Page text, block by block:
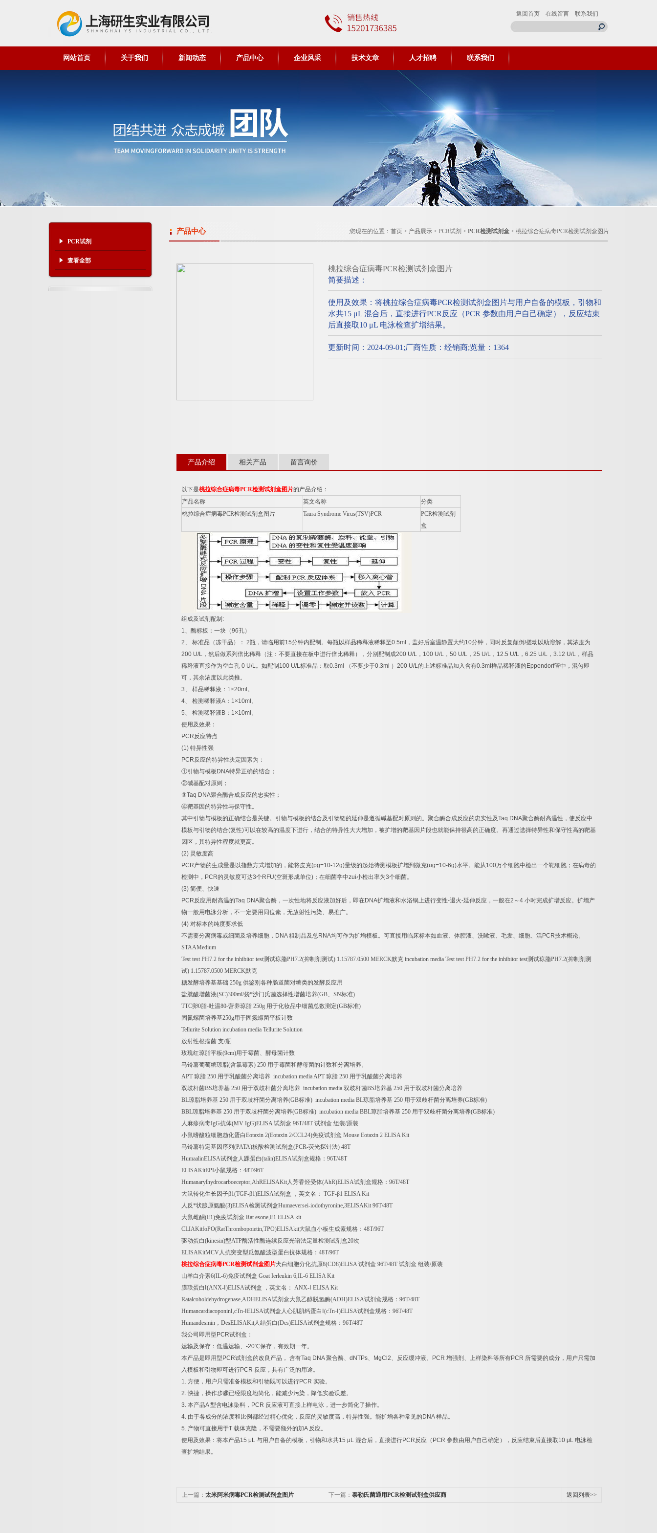
返回首页 在线留言 联系我们
网站首页 关于我们 新闻动态 产品中心 企业风采 技术文章 人才招聘 联系我们
PCR试剂
查看全部
产品中心 您现在的位置： 首页 > 产品展示 > PCR试剂 > PCR检测试剂盒 > 桃拉综合症病毒PCR检测试剂盒图片
桃拉综合症病毒PCR检测试剂盒图片
简要描述：
使用及效果：将桃拉综合症病毒PCR检测试剂盒图片与用户自备的模板，引物和
水共15 μL 混合后，直接进行PCR反应（PCR 参数由用户自己确定），反应结束
后直接取10 μL 电泳检查扩增结果。
更新时间：2024-09-01;厂商性质：经销商;览量：1364
产品介绍 相关产品 留言询价
以下是桃拉综合症病毒PCR检测试剂盒图片的产品介绍：
产品名称
英文名称
分类
桃拉综合症病毒PCR检测试剂盒图片 Taura Syndrome Virus(TSV)PCR PCR检测试剂
盒
组成及试剂配制 :
1、酶标板：一块（96孔）
2、 标准品（冻干品）： 2瓶，请临用前15分钟内配制。每瓶以样品稀释液稀释至0.5ml ，盖好后室温静置大约10分钟，同时反复颠倒/搓动以助溶解，其浓度为
200 U/L ，然后做系列倍比稀释（注：不要直接在板中进行倍比稀释），分别配制成200 U/L ， 100 U/L ， 50 U/L ， 25 U/L ， 12.5 U/L ， 6.25 U/L ， 3.12 U/L ，样品
稀释液直接作为空白孔 0 U/L。如配制 100 U/L标准品：取0.3ml （不要少于0.3ml ） 200 U/L的上述标准品加入含有0.3ml 样品稀释液的 Eppendorf管中，混匀即
可，其余浓度以此类推。
3、 样品稀释液： 1×20ml 。
4、 检测稀释液A ： 1×10ml 。
5、 检测稀释液 B ： 1×10ml 。
使用及效果：
PCR反应特点
(1) 特异性强
PCR反应的特异性决定因素为：
①引物与模板 DNA特异正确的结合；
②碱基配对原则；
③Taq DNA聚合酶合成反应的忠实性；
④靶基因的特异性与保守性。
其中引物与模板的正确结合是关键。引物与模板的结合及引物链的延伸是遵循碱基配对原则的。聚合酶合成反应的忠实性及Taq DNA聚合酶耐高温性，使反应中
模板与引物的结合(复性)可以在较高的温度下进行，结合的特异性大大增加，被扩增的靶基因片段也就能保持很高的正确度。再通过选择特异性和保守性高的靶基
因区，其特异性程度就更高。
(2) 灵敏度高
PCR产物的生成量是以指数方式增加的，能将皮克(pg=10-12g)量级的起始待测模板扩增到微克(ug=10-6g)水平。能从100万个细胞中检出一个靶细胞；在病毒的
检测中， PCR的灵敏度可达3个 RFU(空斑形成单位) ；在细菌学中zui小检出率为3个细菌。
(3) 简便、快速
PCR反应用耐高温的Taq DNA聚合酶，一次性地将反应液加好后，即在DNA扩增液和水浴锅上进行变性-退火-延伸反应，一般在2 ～4 小时完成扩增反应。扩增产
物一般用电泳分析，不一定要用同位素，无放射性污染、易推广。
(4) 对标本的纯度要求低
不需要分离病毒或细菌及培养细胞， DNA粗制品及总 RNA均可作为扩增模板。可直接用临床标本如血液、体腔液、洗嗽液、毛发、细胞、活PCR技术概论。
STAAMedium
Test test PH7.2 for the inhibitor test测试琼脂PH7.2(抑制剂测试) 1.15787.0500 MERCK默克 incubation media Test test PH7.2 for the inhibitor test测试琼脂PH7.2(抑制剂测
试) 1.15787.0500 MERCK默克
糖发酵培养基基础 250g 供鉴别各种肠道菌对糖类的发酵反应用
盐胱酸增菌液(SC)300ml/袋*沙门氏菌选择性增菌培养(GB、 SN标准)
TTC卵0脂-吐温80-营养琼脂 250g 用于化妆品中细菌总数测定(GB标准)
固氮螺菌培养基250g用于固氮螺菌平板计数
Tellurite Solution incubation media Tellurite Solution
放射性根瘤菌 支/瓶
玫瑰红琼脂平板(9cm)用于霉菌、酵母菌计数
马铃薯葡萄糖琼脂(含氯霉素) 250 用于霉菌和酵母菌的计数和分离培养。
APT 琼脂 250 用于乳酸菌分离培养 incubation media APT 琼脂 250 用于乳酸菌分离培养
双歧杆菌BS培养基 250 用于双歧杆菌分离培养 incubation media 双歧杆菌BS培养基 250 用于双歧杆菌分离培养
BL琼脂培养基 250 用于双歧杆菌分离培养(GB标准) incubation media BL琼脂培养基 250 用于双歧杆菌分离培养(GB标准)
BBL琼脂培养基 250 用于双歧杆菌分离培养(GB标准) incubation media BBL琼脂培养基 250 用于双歧杆菌分离培养(GB标准)
人麻疹病毒IgG抗体(MV IgG)ELISA试剂盒 96T/48T 试剂盒 组装/原装
小鼠嗜酸粒细胞趋化蛋白Eotaxin 2(Eotaxin 2/CCL24)免疫试剂盒 Mouse Eotaxin 2 ELISA Kit
马铃薯特定基因序列 (PATA)核酸检测试剂盒(PCR-荧光探针法) 48T
HumaalinELISA试剂盒人踝蛋白(talin)ELISA试剂盒规格： 96T/48T
ELISAKitEPI小鼠规格： 48T/96T
Humanarylhydrocarboeceptor,AhRELISAKit人芳香烃受体(AhR)ELISA试剂盒规格： 96T/48T
大鼠转化生长因子β1(TGF-β1)ELISA试剂盒 ，英文名： TGF-β1 ELISA Kit
人反*状腺原氨酸(3)ELISA检测试剂盒Humaeversei-iodothyronine,3ELISAKit 96T/48T
大鼠雌酮(E1)免疫试剂盒 Rat esone,E1 ELISA kit
CLIAKitfoPO(RatThrombopoietin,TPO)ELISAkit大鼠血小板生成素规格： 48T/96T
驱动蛋白(kinesin)型ATP酶活性酶连续反应光谱法定量检测试剂盒20次
ELISAKitMCV人抗突变型瓜氨酸波型蛋白抗体规格： 48T/96T
桃拉综合症病毒PCR检测试剂盒图片犬白细胞分化抗原8(CD8)ELISA试剂盒 96T/48T 试剂盒 组装/原装
山羊白介素6(IL-6)免疫试剂盒 Goat Ierleukin 6,IL-6 ELISA Kit
膜联蛋白Ⅰ (ANX- )ELISA试剂盒 ，英文名： ANX- ELISA Kit
Ratalcoholdehydrogenase,ADHELISA试剂盒大鼠乙醇脱氢酶(ADH)ELISA试剂盒规格： 96T/48T
Humancardiacoponin ,cTn- ELISA试剂盒人心肌肌钙蛋白Ⅰ (cTn- )ELISA试剂盒规格： 96T/48T
Humandesmin ， DesELISAKit人结蛋白(Des)ELISA试剂盒规格： 96T/48T
我公司即用型 PCR试剂盒：
运输及保存：低温运输、 -20℃保存，有效期一年。
本产品是即用型 PCR试剂盒的改良产品， 含有Taq DNA聚合酶、 dNTPs、 MgCl2、反应缓冲液、 PCR 增强剂、上样染料等所有PCR 所需要的成分，用户只需加
入模板和引物即可进行PCR 反应，具有广泛的用途。
1. 方便，用户只需准备模板和引物既可以进行PCR 实验。
2.快捷，操作步骤已经限度地简化，能减少污染，降低实验误差。
3. 本产品A型含电泳染料， PCR 反应液可直接上样电泳，进一步简化了操作。
4. 由于各成分的浓度和比例都经过精心优化，反应的灵敏度高，特异性强。能扩增各种常见的 DNA样品。
5. 产物可直接用于T 载体克隆，不需要额外的加A 反应。
使用及效果：将本产品15 μL 与用户自备的模板，引物和水共15 μL 混合后，直接进行PCR反应（ PCR 参数由用户自己确定），反应结束后直接取10 μL 电泳检
查扩增结果。
上一篇： 太米阿米病毒PCR检测试剂盒图片 下一篇： 泰勒氏菌通用PCR检测试剂盒供应商 返回列表>>